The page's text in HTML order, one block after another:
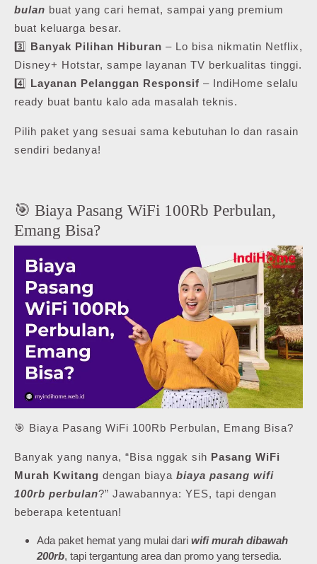
bulan buat yang cari hemat, sampai yang premium
buat keluarga besar.
3️⃣ Banyak Pilihan Hiburan – Lo bisa nikmatin Netflix,
Disney+ Hotstar, sampe layanan TV berkualitas tinggi.
4️⃣ Layanan Pelanggan Responsif – IndiHome selalu
ready buat bantu kalo ada masalah teknis.
Pilih paket yang sesuai sama kebutuhan lo dan rasain
sendiri bedanya!
🎯 Biaya Pasang WiFi 100Rb Perbulan,
Emang Bisa?
🎯 Biaya Pasang WiFi 100Rb Perbulan, Emang Bisa?
Banyak yang nanya, “Bisa nggak sih Pasang WiFi
Murah Kwitang dengan biaya biaya pasang wifi
100rb perbulan?” Jawabannya: YES, tapi dengan
beberapa ketentuan!
Ada paket hemat yang mulai dari wifi murah dibawah
200rb, tapi tergantung area dan promo yang tersedia.